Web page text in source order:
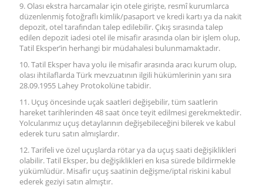
9. Olası ekstra harcamalar için otele girişte, resmî kurumlarca
düzenlenmiş fotoğraflı kimlik/pasaport ve kredi kartı ya da nakit
depozit, otel tarafından talep edilebilir. Çıkış sırasında talep
edilen depozit iadesi otel ile misafir arasında olan bir işlem olup,
Tatil Eksper’in herhangi bir müdahalesi bulunmamaktadır.
10. Tatil Eksper hava yolu ile misafir arasında aracı kurum olup,
olası ihtilaflarda Türk mevzuatının ilgili hükümlerinin yanı sıra
28.09.1955 Lahey Protokolüne tabidir.
11. Uçuş öncesinde uçak saatleri değişebilir, tüm saatlerin
hareket tarihlerinden 48 saat önce teyit edilmesi gerekmektedir.
Yolcularımız uçuş detaylarının değişebileceğini bilerek ve kabul
ederek turu satın almışlardır.
12. Tarifeli ve özel uçuşlarda rötar ya da uçuş saati değişiklikleri
olabilir. Tatil Eksper, bu değişiklikleri en kısa sürede bildirmekle
yükümlüdür. Misafir uçuş saatinin değişme/iptal riskini kabul
ederek geziyi satın almıştır.